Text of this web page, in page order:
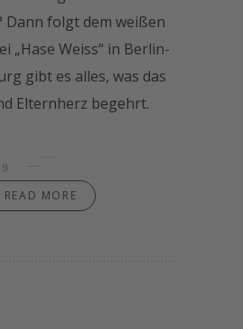
Dann folgt dem weißen
„Hase Weiss“ in Berlin-
gibt es alles, was das
Elternherz begehrt.
READ MORE